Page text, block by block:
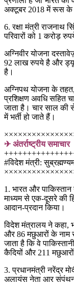
अक्टूबर 2018 में रूस के
6. रक्षा मंत्री राजनाथ
परिवारों को 1 करोड़
अग्निवीर योजना
92 लाख रुपये है और
है।
अग्निपथ योजना के तहत,
प्रशिक्षण अवधि सहित
जाता है। चार साल की
में भर्ती हो जाते हैं।
✈ अंतर्राष्ट्रीय समाचार
#विदेश मंत्री:
1. भारत और
माध्यम से एक-दूसरे की
आदान-प्रदान किया।
विदेश मंत्रालय ने कहा,
और 86 मछुआरों के नाम
जाता है कि वे
कैदियों और 211
3. प्रधानमंत्री नरेंद्र
अलायंस नेता आर